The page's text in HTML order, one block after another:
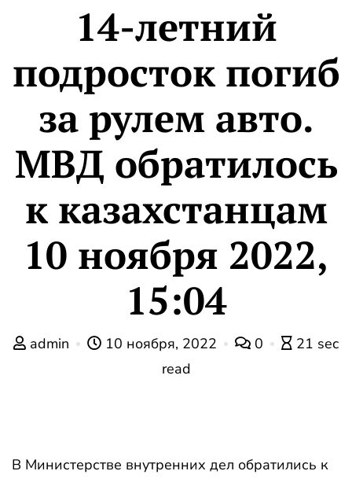
14-летний
подросток погиб
за рулем авто.
МВД обратилось
к казахстанцам
10 ноября 2022,
15:04
admin 10 ноября, 2022 0
21 sec
read
В Министерстве внутренних дел обратились к